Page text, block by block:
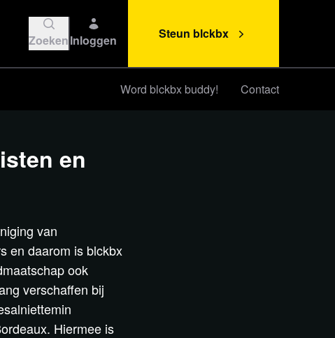
ZoekenInloggen Steun blckbx
Word blckbx buddy! Contact
en
van
en daarom is blckbx
ook
verschaffen bij
Hiermee is